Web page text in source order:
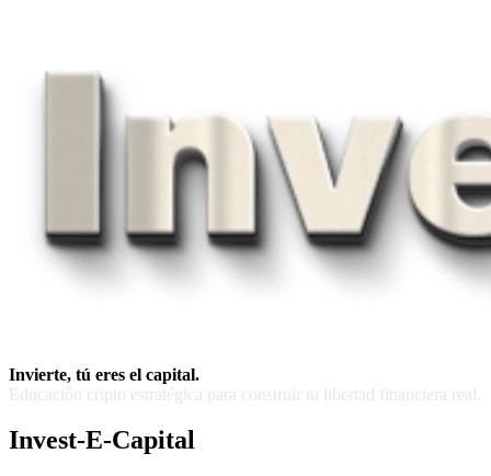
Invierte, tú eres el capital.
Educación cripto estratégica para construir tu libertad financiera real.
Invest-E-Capital